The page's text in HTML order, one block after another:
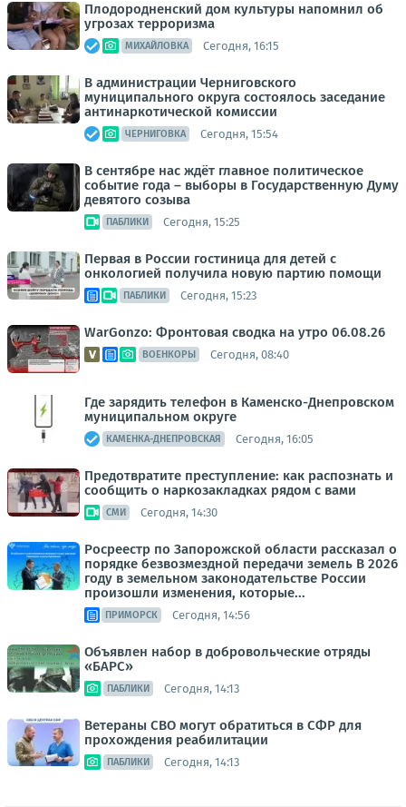
Плодородненский дом культуры напомнил об
угрозах терроризма
МИХАЙЛОВКА Сегодня, 16:15
В администрации Черниговского
муниципального округа состоялось заседание
антинаркотической комиссии
ЧЕРНИГОВКА Сегодня, 15:54
В сентябре нас ждёт главное политическое
событие года – выборы в Государственную Думу
девятого созыва
ПАБЛИКИ Сегодня, 15:25
Первая в России гостиница для детей с
онкологией получила новую партию помощи
ПАБЛИКИ Сегодня, 15:23
WarGonzo: Фронтовая сводка на утро 06.08.26
ВОЕНКОРЫ Сегодня, 08:40
Где зарядить телефон в Каменско-Днепровском
муниципальном округе
КАМЕНКА-ДНЕПРОВСКАЯ Сегодня, 16:05
Предотвратите преступление: как распознать и
сообщить о наркозакладках рядом с вами
СМИ Сегодня, 14:30
Росреестр по Запорожской области рассказал о
порядке безвозмездной передачи земель В 2026
году в земельном законодательстве России
произошли изменения, которые...
ПРИМОРСК Сегодня, 14:56
Объявлен набор в добровольческие отряды
«БАРС»
ПАБЛИКИ Сегодня, 14:13
Ветераны СВО могут обратиться в СФР для
прохождения реабилитации
ПАБЛИКИ Сегодня, 14:13